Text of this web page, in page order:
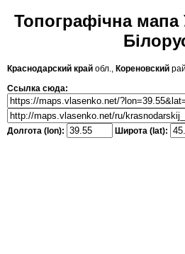
Топографічна мапа
Краснодарский край обл., Кореновский
Ссылка сюда:
Долгота (lon): Широта (lat):